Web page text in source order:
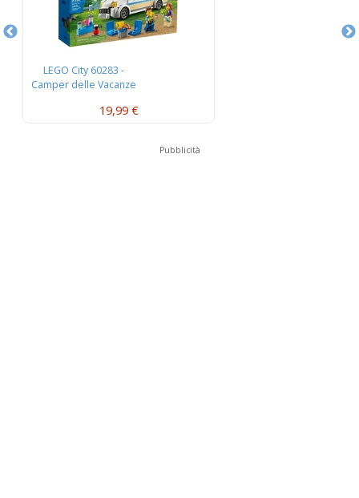
LEGO City 60283 -
Camper delle Vacanze
19,99 €
Pubblicità